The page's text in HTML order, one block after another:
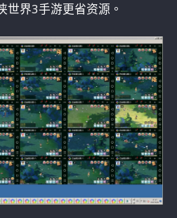
世界3手游更省资源。